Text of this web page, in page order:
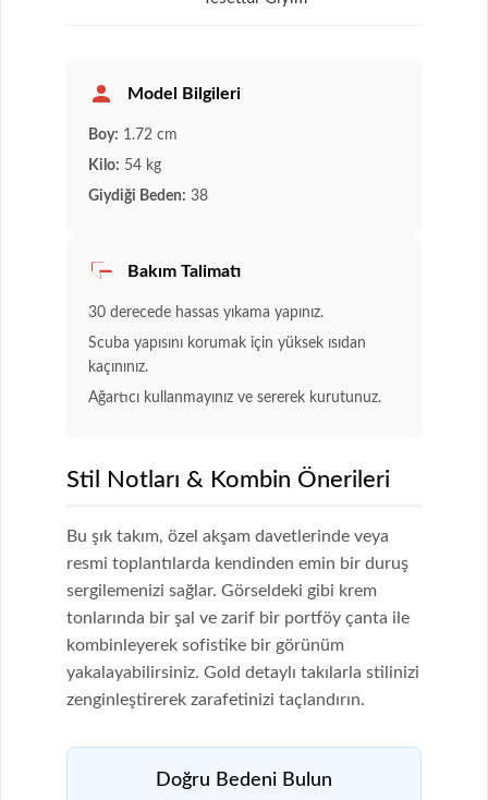
Model Bilgileri
Boy: 1.72 cm
Kilo: 54 kg
Giydiği Beden: 38
Bakım Talimatı
30 derecede hassas yıkama yapınız.
Scuba yapısını korumak için yüksek ısıdan
kaçınınız.
Ağartıcı kullanmayınız ve sererek kurutunuz.
Stil Notları & Kombin Önerileri
Bu şık takım, özel akşam davetlerinde veya
resmi toplantılarda kendinden emin bir duruş
sergilemenizi sağlar. Görseldeki gibi krem
tonlarında bir şal ve zarif bir portföy çanta ile
kombinleyerek sofistike bir görünüm
yakalayabilirsiniz. Gold detaylı takılarla stilinizi
zenginleştirerek zarafetinizi taçlandırın.
Doğru Bedeni Bulun